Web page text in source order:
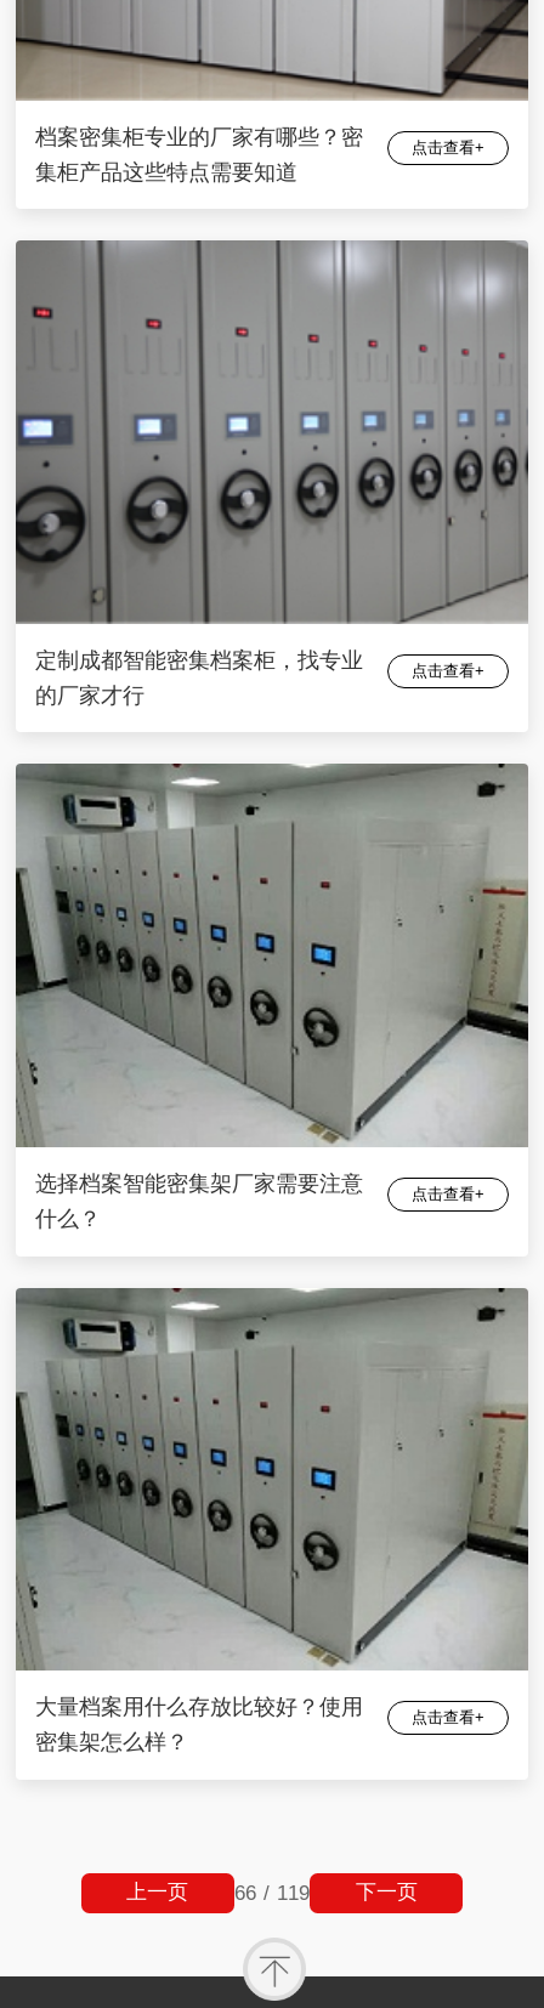
档案密集柜专业的厂家有哪些？密
集柜产品这些特点需要知道
点击查看+
定制成都智能密集档案柜，找专业
的厂家才行
点击查看+
选择档案智能密集架厂家需要注意
什么？
点击查看+
大量档案用什么存放比较好？使用
密集架怎么样？
点击查看+
66 / 119
上一页 下一页